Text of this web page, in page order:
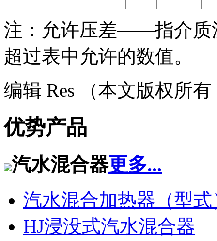
注：允许压差——指介质
超过表中允许的数值。
编辑 Res （本文版权所
优势产品
汽水混合器更多...
汽水混合加热器（型式
HJ浸没式汽水混合器